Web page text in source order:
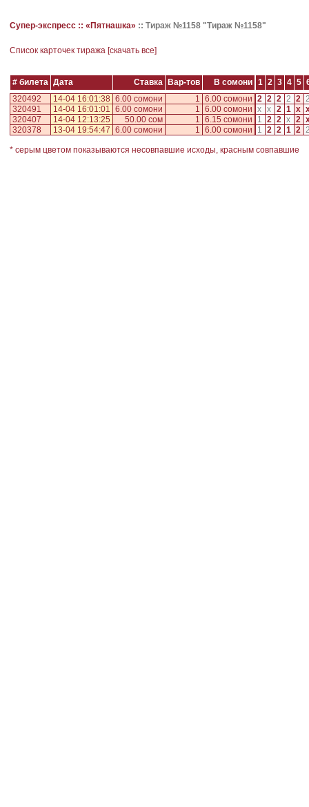
Супер-экспресс :: «Пятнашка» :: Тираж №1158 "Тираж №1158"
Cписок карточек тиража [скачать все]
# билета Дата Ставка Вар-тов В сомони 1 2 3 4 5
320492
14-04 16:01:38 6.00 сомони 1 6.00 сомони 2 2 2 2 2
320491
14-04 16:01:01 6.00 сомони 1 6.00 сомони x x 2 1 x
320407
14-04 12:13:25 50.00 сом 1 6.15 сомони 1 2 2 x 2
320378
13-04 19:54:47 6.00 сомони 1 6.00 сомони 1 2 2 1 2
* серым цветом показываются несовпавшие исходы, красным совпавшие